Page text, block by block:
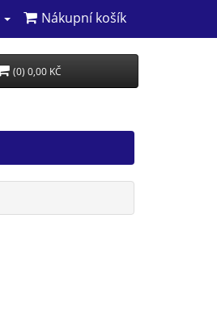
Nákupní košík
(0) 0,00 KČ